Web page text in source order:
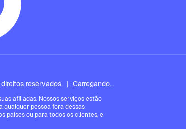
reservados. | Carregando...
afiliadas. Nossos serviços estão
qualquer pessoa fora dessas
países ou para todos os clientes, e